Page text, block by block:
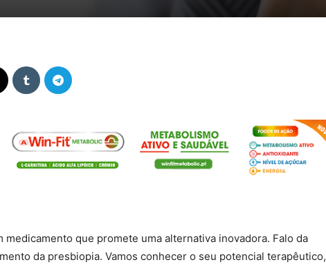
medicamento que promete uma alternativa inovadora. Falo da
da presbiopia. Vamos conhecer o seu potencial terapêutico,